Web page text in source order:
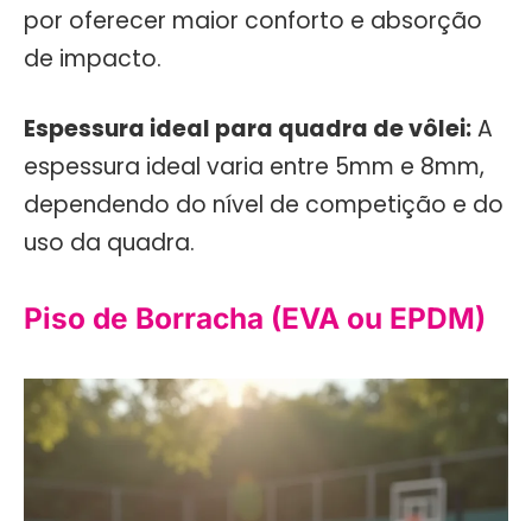
por oferecer maior conforto e absorção
de impacto.
Espessura ideal para quadra de vôlei:A
espessura ideal varia entre 5mm e 8mm,
dependendo do nível de competição e do
uso da quadra.
Piso de Borracha (EVA ou EPDM)